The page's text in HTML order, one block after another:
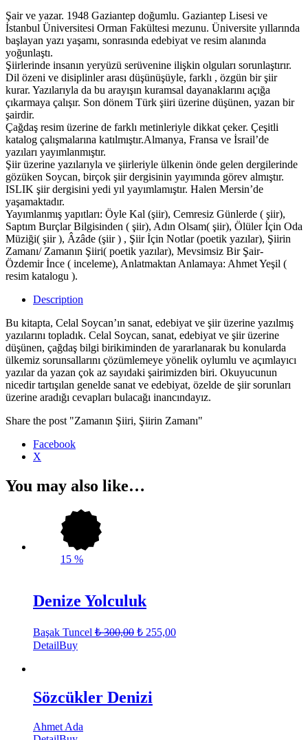
Şair ve yazar. 1948 Gaziantep doğumlu. Gaziantep Lisesi ve
İstanbul Üniversitesi Orman Fakültesi mezunu. Üniversite yıllarında
başlayan yazı yaşamı, sonrasında edebiyat ve resim alanında
yoğunlaştı.
Şiirlerinde insanın yeryüzü serüvenine ilişkin olguları sorunlaştırır.
Dil özeni ve disiplinler arası düşünüşüyle, farklı , özgün bir şiir
kurar. Yazılarıyla da bu arayışın kuramsal dayanaklarını açığa
çıkarmaya çalışır. Son dönem Türk şiiri üzerine düşünen, yazan bir
şairdir.
Çağdaş resim üzerine de farklı metinleriyle dikkat çeker. Çeşitli
katalog çalışmalarına katılmıştır.Almanya, Fransa ve İsrail’de
yazıları yayımlanmıştır.
Şiir üzerine yazılarıyla ve şiirleriyle ülkenin önde gelen dergilerinde
gözüken Soycan, birçok şiir dergisinin yayımında görev almıştır.
ISLIK şiir dergisini yedi yıl yayımlamıştır. Halen Mersin’de
yaşamaktadır.
Yayımlanmış yapıtları: Öyle Kal (şiir), Cemresiz Günlerde ( şiir),
Saptım Burçlar Bilgisinden ( şiir), Adın Olsam( şiir), Ölüler İçin Oda
Müziği( şiir ), Âzâde (şiir ) , Şiir İçin Notlar (poetik yazılar), Şiirin
Zamanı/ Zamanın Şiiri( poetik yazılar), Mevsimsiz Bir Şair-
Özdemir İnce ( inceleme), Anlatmaktan Anlamaya: Ahmet Yeşil (
resim katalogu ).
Description
Bu kitapta, Celal Soycan’ın sanat, edebiyat ve şiir üzerine yazılmış
yazılarını topladık. Celal Soycan, sanat, edebiyat ve şiir üzerine
düşünen, çağdaş bilgi birikiminden de yararlanarak bu konularda
ülkemiz sorunsallarını çözümlemeye yönelik oylumlu ve açımlayıcı
yazılar da yazan çok az sayıdaki şairimizden biri. Okuyucunun
nicedir tartışılan genelde sanat ve edebiyat, özelde de şiir sorunları
üzerine aradığı cevapları bulacağı inancındayız.
Share the post "Zamanın Şiiri, Şiirin Zamanı"
Facebook
X
You may also like…
15 %
Denize Yolculuk
Başak Tuncel ₺300,00 ₺ 255,00
DetailBuy
Sözcükler Denizi
Ahmet Ada